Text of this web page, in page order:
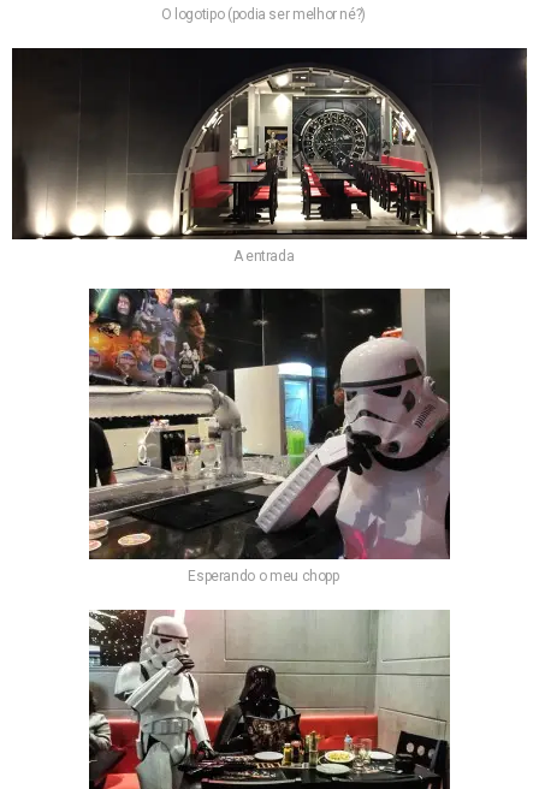
O logotipo (podia ser melhor né?)
A entrada
Esperando o meu chopp